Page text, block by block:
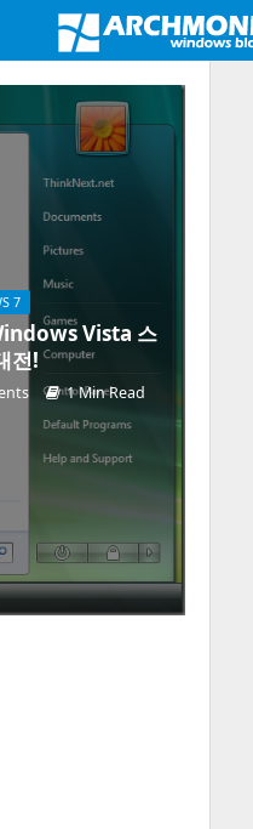
7
Vista 스
전!
1 Min Read